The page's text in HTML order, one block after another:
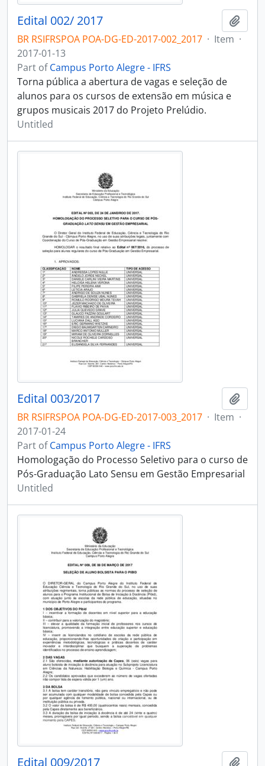
Edital 002/ 2017
BR RSIFRSPOA POA-DG-ED-2017-002_2017 · Item ·
2017-01-13
Part ofCampus Porto Alegre - IFRS
Torna pública a abertura de vagas e seleção de
alunos para os cursos de extensão em música e
grupos musicais 2017 do Projeto Prelúdio.
Untitled
Edital 003/2017
BR RSIFRSPOA POA-DG-ED-2017-003_2017 · Item ·
2017-01-24
Part ofCampus Porto Alegre - IFRS
Homologação do Processo Seletivo para o curso de
Pós-Graduação Lato Sensu em Gestão Empresarial
Untitled
Edital 009/2017